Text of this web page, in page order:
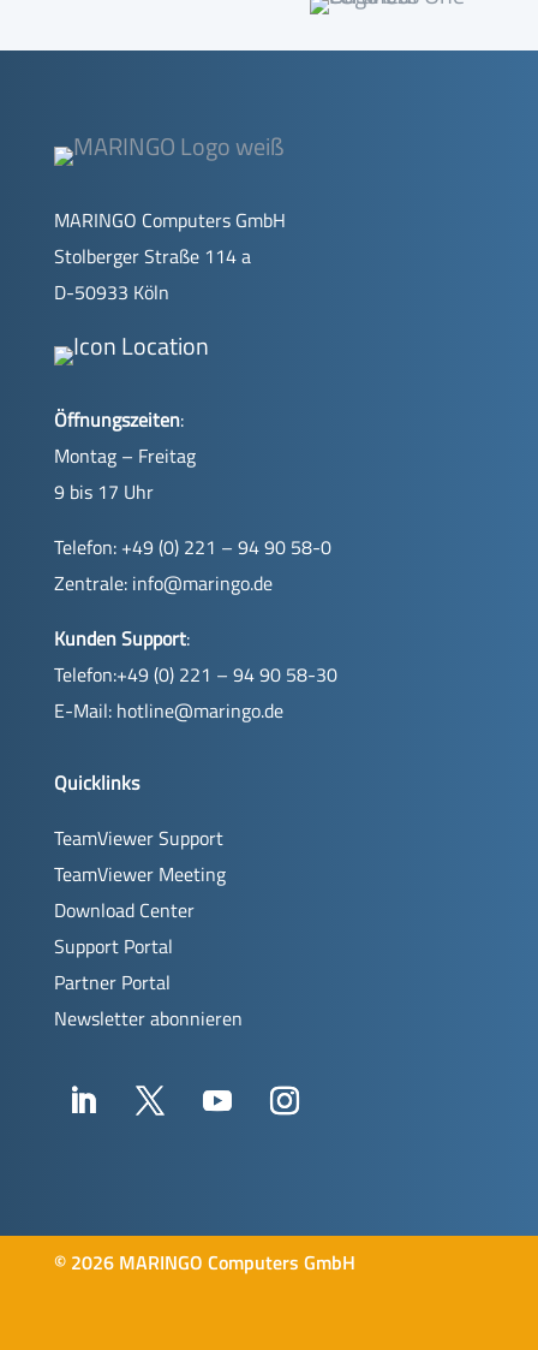
MARINGO Computers GmbH
Stolberger Straße 114 a
D-50933 Köln
Öffnungszeiten:
Montag – Freitag
9 bis 17 Uhr
Telefon: +49 (0) 221 – 94 90 58-0
Zentrale: info@maringo.de
Kunden Support:
Telefon:+49 (0) 221 – 94 90 58-30
E-Mail: hotline@maringo.de
Quicklinks
TeamViewer Support
TeamViewer Meeting
Download Center
Support Portal
Partner Portal
Newsletter abonnieren
© 2026 MARINGO Computers GmbH